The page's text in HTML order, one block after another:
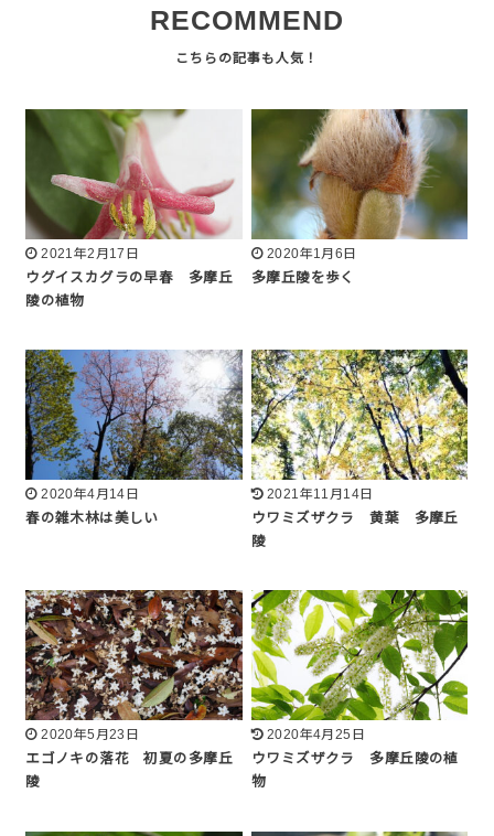
RECOMMEND
2021年2月17日
ウグイスカグラの早春 多摩丘
陵の植物
2020年1月6日
多摩丘陵を歩く
2020年4月14日
春の雑木林は美しい
2021年11月14日
ウワミズザクラ 黄葉 多摩丘
陵
2020年5月23日
エゴノキの落花 初夏の多摩丘
陵
2020年4月25日
ウワミズザクラ 多摩丘陵の植
物